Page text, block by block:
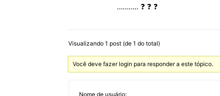
……….. ❓ ❓ ❓
Visualizando 1 post (de 1 do total)
Você deve fazer login para responder a este tópico.
Nome de usuário: